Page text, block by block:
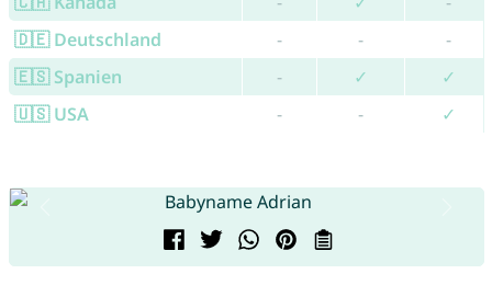
🇩🇪 Deutschland
- -
-
🇪🇸 Spanien
- ✓
✓
🇺🇸 USA
- - ✓